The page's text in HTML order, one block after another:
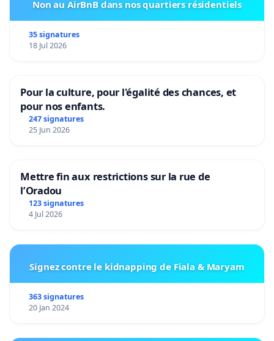
Non au AirBnB dans nos quartiers résidentiels
35 signatures
18 Jul 2026
Pour la culture, pour l'égalité des chances, et
pour nos enfants.
247 signatures
25 Jun 2026
Mettre fin aux restrictions sur la rue de
l’Oradou
123 signatures
4 Jul 2026
Signez contre le kidnapping de Fiala & Maryam
363 signatures
20 Jan 2024